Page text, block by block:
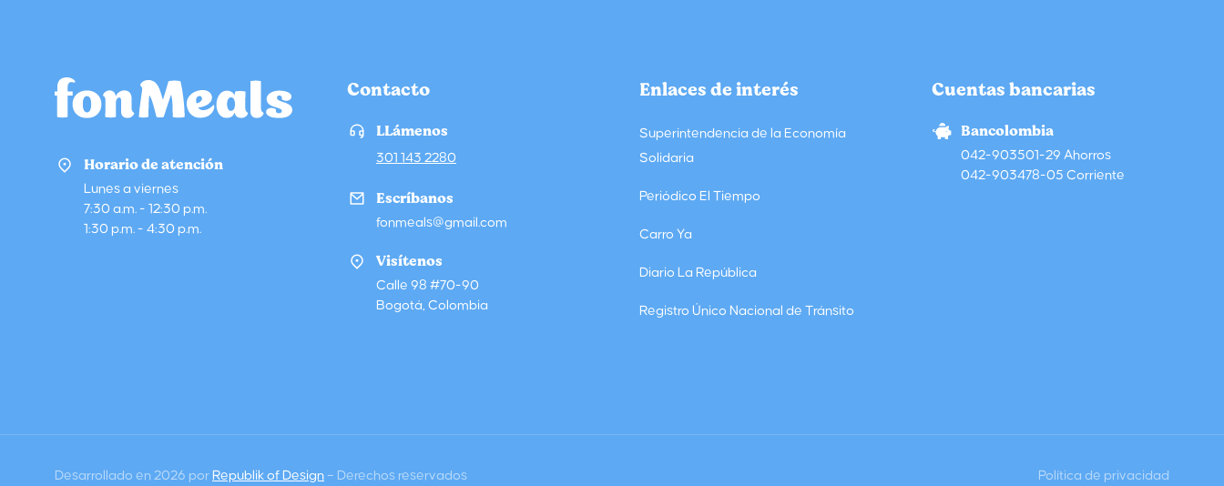
Horario de atención
Lunes a viernes
7:30 a.m. - 12:30 p.m.
1:30 p.m. - 4:30 p.m.
Contacto
LLámenos
301 143 2280
Escríbanos
fonmeals@gmail.com
Visítenos
Calle 98 #70-90
Bogotá, Colombia
Enlaces de interés
Superintendencia de la Economía
Solidaria
Periódico El Tiempo
Carro Ya
Diario La República
Registro Único Nacional de Tránsito
Cuentas bancarias
Bancolombia
042-903501-29 Ahorros
042-903478-05 Corriente
Desarrollado en 2026 por Republik of Design – Derechos reservados Política de privacidad